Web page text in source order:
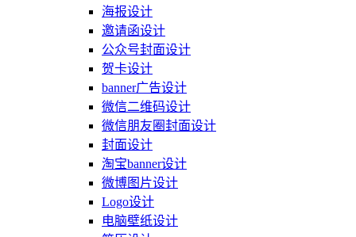
海报设计
邀请函设计
公众号封面设计
贺卡设计
banner广告设计
微信二维码设计
微信朋友圈封面设计
封面设计
淘宝banner设计
微博图片设计
Logo设计
电脑壁纸设计